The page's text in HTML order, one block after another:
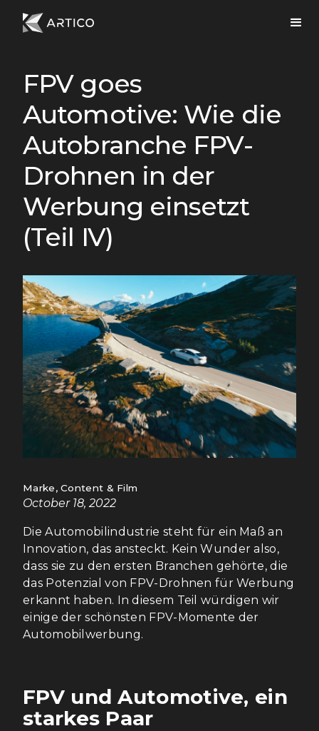
FPV goes
Automotive: Wie die
Autobranche FPV-
Drohnen in der
Werbung einsetzt
(Teil IV)
Marke, Content & Film
October 18, 2022
Die Automobilindustrie steht für ein Maß an
Innovation, das ansteckt. Kein Wunder also,
dass sie zu den ersten Branchen gehörte, die
das Potenzial von FPV-Drohnen für Werbung
erkannt haben. In diesem Teil würdigen wir
einige der schönsten FPV-Momente der
Automobilwerbung.
FPV und Automotive, ein
starkes Paar